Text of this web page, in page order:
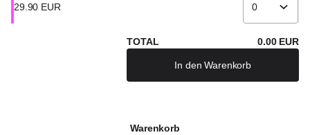
29. 90 EUR
TOTAL 0.00 EUR
In den Warenkorb
Warenkorb